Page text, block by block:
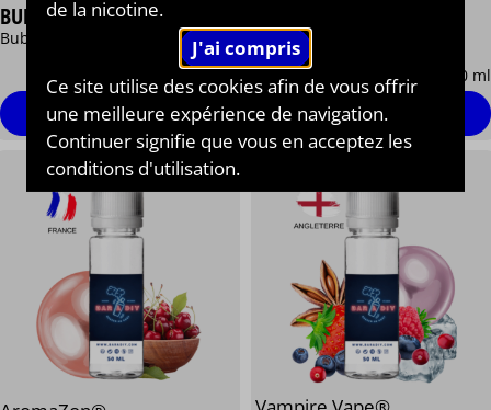
BUBBLE JUICE® RAISIN
Bubble gum, Raisin
13,90 € / 50 ml
Personnaliser
Bubble gum à la Pomme
13,90 €
/ 50 ml
Personnaliser
de la nicotine.
Ce site utilise des cookies afin de vous offrir
une meilleure expérience de navigation.
Continuer signifie que vous en acceptez les
conditions d'utilisation.